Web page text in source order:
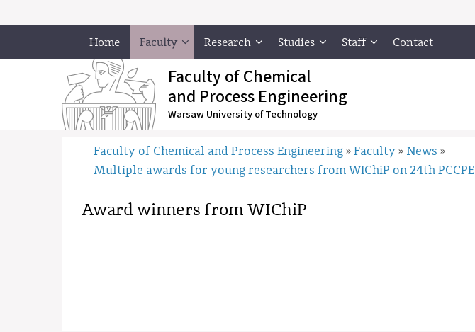
Home Faculty Research Studies Staff Contact
Faculty of Chemical
and Process Engineering
Warsaw University of Technology
Faculty of Chemical and Process Engineering » Faculty » News »
Multiple awards for young researchers from WIChiP on 24th PCCPE
Award winners from WIChiP